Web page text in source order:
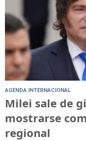
AGENDA INTERNACIONAL
Milei sale de
mostrarse
regional